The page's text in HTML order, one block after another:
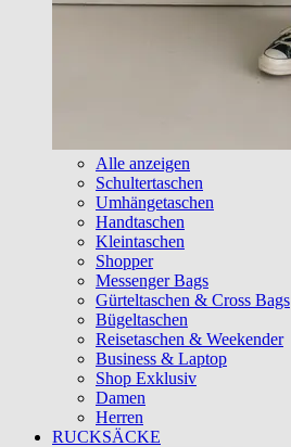
Alle anzeigen
Schultertaschen
Umhängetaschen
Handtaschen
Kleintaschen
Shopper
Messenger Bags
Gürteltaschen & Cross Bags
Bügeltaschen
Reisetaschen & Weekender
Business & Laptop
Shop Exklusiv
Damen
Herren
RUCKSÄCKE